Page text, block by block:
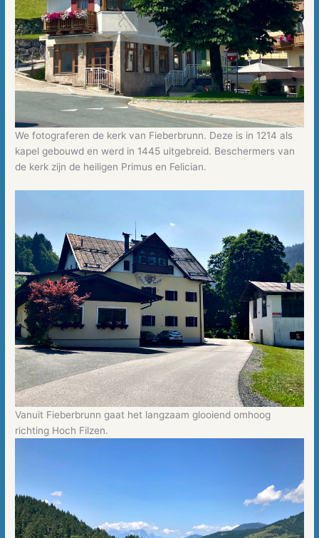
We fotograferen de kerk van Fieberbrunn. Deze is in 1214 als
kapel gebouwd en werd in 1445 uitgebreid. Beschermers van
de kerk zijn de heiligen Primus en Felician.
Vanuit Fieberbrunn gaat het langzaam glooiend omhoog
richting Hoch Filzen.